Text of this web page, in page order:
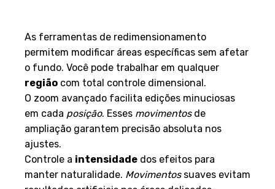
As ferramentas de redimensionamento
permitem modificar áreas específicas sem afetar
o fundo. Você pode trabalhar em qualquer
região com total controle dimensional.
O zoom avançado facilita edições minuciosas
em cada posição. Esses movimentosde
ampliação garantem precisão absoluta nos
ajustes.
Controle a intensidade dos efeitos para
manter naturalidade. Movimentossuaves evitam